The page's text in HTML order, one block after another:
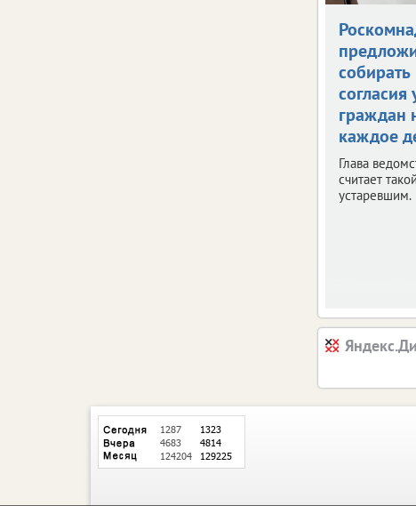
собирать
согласия
граждан
каждое
Глава
считает
устаревшим.